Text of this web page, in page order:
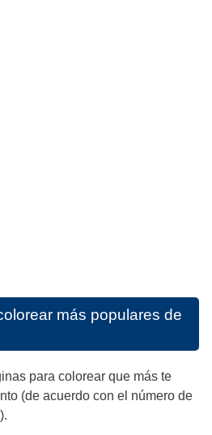
más populares de
para colorear que más te
(de acuerdo con el número de